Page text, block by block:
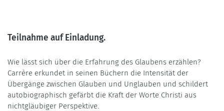
Teilnahme auf Einladung.
Wie lässt sich über die Erfahrung des Glaubens erzählen?
Carrère erkundet in seinen Büchern die Intensität der
Übergänge zwischen Glauben und Unglauben und schildert
autobiographisch gefärbt die Kraft der Worte Christi aus
nichtgläubiger Perspektive.